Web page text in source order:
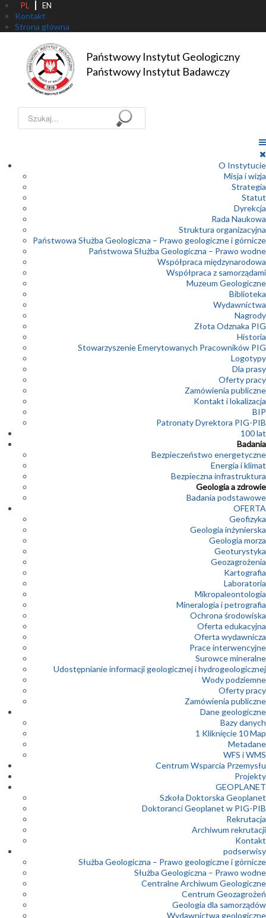
PL EN
Kontakt
Strona główna
Państwowy Instytut Geologiczny
Państwowy Instytut Badawczy
Szukaj...
O Instytucie
Misja i wizja
Strategia
Statut
Dyrekcja
Rada Naukowa
Struktura organizacyjna
Państwowa Służba Geologiczna – Prawo geologiczne i górnicze
Państwowa Służba Geologiczna – Prawo wodne
Współpraca międzynarodowa
Współpraca z samorządami
Muzeum Geologiczne
Biblioteka
Wydawnictwa
Nagrody
Złota Odznaka PIG
Historia
Stowarzyszenie Emerytowanych Pracowników PIG
Logotypy
Dla prasy
Oferty pracy
Zamówienia publiczne
Kontakt i lokalizacja
BIP
Patronaty Dyrektora PIG-PIB
100 lat
Badania
Bezpieczeństwo energetyczne
Energia i klimat
Bezpieczna infrastruktura
Geologia a zdrowie
Badania podstawowe
OFERTA
Geofizyka
Geologia inżynierska
Geologia morza
Geoturystyka
Geozagrożenia
Kartografia
Laboratoria
Mikropaleontologia
Mineralogia i petrografia
Ochrona środowiska
Oferta edukacyjna
Oferta wydawnicza
Prace interwencyjne
Surowce mineralne
Udostępnianie informacji geologicznej i hydrogeologicznej
Wody podziemne
Oferty pracy
Zamówienia publiczne
Dane geologiczne
Bazy danych
1 Kliknięcie 10 Map
Metadane
WFS i WMS
Centrum Wsparcia Przemysłu
Projekty
GEOPLANET
Szkoła Doktorska Geoplanet
Doktoranci Geoplanet w PIG-PIB
Rekrutacja
Archiwum rekrutacji
Kontakt
podserwisy
Służba Geologiczna – Prawo geologiczne i górnicze
Służba Geologiczna – Prawo wodne
Centralne Archiwum Geologiczne
Centrum Geozagrożeń
Geologia dla samorządów
Wydawnictwa geologiczne